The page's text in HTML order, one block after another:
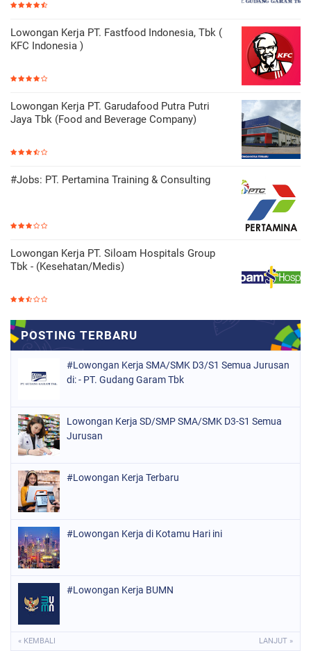
Lowongan Kerja PT. Fastfood Indonesia, Tbk (
KFC Indonesia )
Lowongan Kerja PT. Garudafood Putra Putri
Jaya Tbk (Food and Beverage Company)
#Jobs: PT. Pertamina Training & Consulting
Lowongan Kerja PT. Siloam Hospitals Group
Tbk - (Kesehatan/Medis)
#Lowongan Kerja SMA/SMK D3/S1 Semua Jurusan
di: - PT. Gudang Garam Tbk
Lowongan Kerja SD/SMP SMA/SMK D3-S1 Semua
Jurusan
#Lowongan Kerja Terbaru
#Lowongan Kerja di Kotamu Hari ini
#Lowongan Kerja BUMN
« KEMBALI LANJUT »